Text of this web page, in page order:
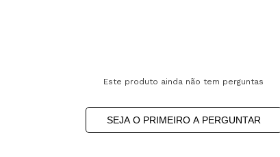
Este produto ainda não tem perguntas
SEJA O PRIMEIRO A PERGUNTAR